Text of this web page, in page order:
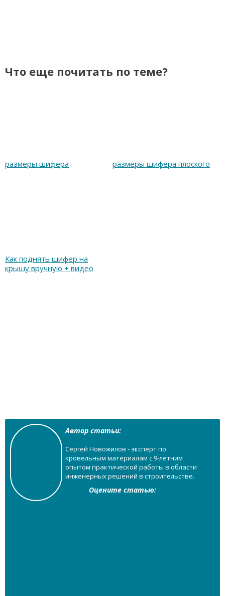
Что еще почитать по теме?
размеры шифера размеры шифера плоского
Как поднять шифер на
крышу вручную + видео
Автор статьи:
Сергей Новожилов - эксперт по
кровельным материалам с 9-летним
опытом практической работы в области
инженерных решений в строительстве.
Оцените статью: